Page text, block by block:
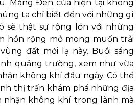
Măng Đen của hiện tại không
ta chỉ biết đến với những gì
sẽ thật sự rộng lớn với những
hồn rộng mở mong muốn trải
đất mới lạ này. Buổi sáng
quảng trường, xem như vừa
không khí đầu ngày. Có thể
thị trấn khám phá những địa
nhận không khí trong lành mà